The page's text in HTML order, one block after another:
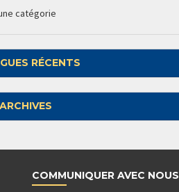
catégorie
RÉCENTS
COMMUNIQUER AVEC NOUS